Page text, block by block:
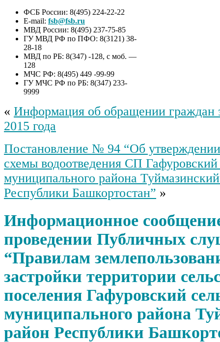
ФСБ России: 8(495) 224-22-22
E-mail: fsb@fsb.ru
МВД России: 8(495) 237-75-85
ГУ МВД РФ по ПФО: 8(3121) 38-
28-18
МВД по РБ: 8(347) -128, с моб. —
128
МЧС РФ: 8(495) 449 -99-99
ГУ МЧС РФ по РБ: 8(347) 233-
9999
« Информация об обращении граждан
2015 года
Постановление № 94 “Об
схемы водоотведения СП Гафуровский
муниципального района
Республики Башкортостан” »
Информационное
проведении Публичных
“Правилам
застройки территории
поселения Гафуровский
муниципального района
район Республики